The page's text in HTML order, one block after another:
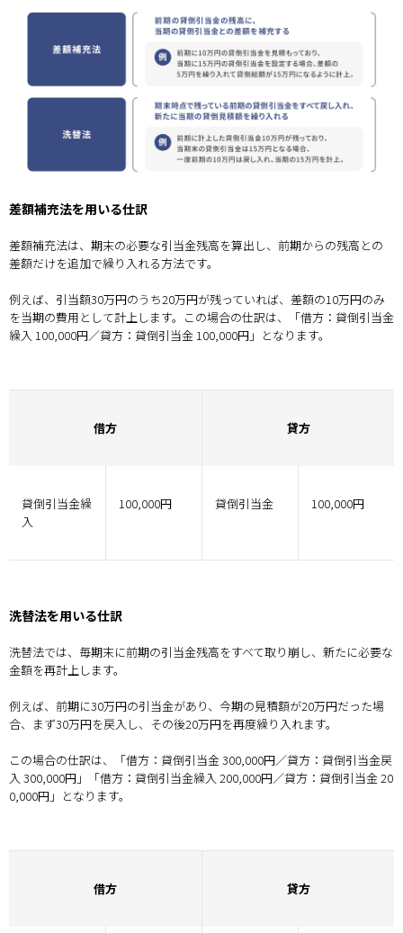
差額補充法を用いる仕訳
差額補充法は、期末の必要な引当金残高を算出し、前期からの残高との
差額だけを追加で繰り入れる方法です。
例えば、引当額30万円のうち20万円が残っていれば、差額の10万円のみ
を当期の費用として計上します。この場合の仕訳は、「借方：貸倒引当金
繰入 100,000円／貸方：貸倒引当金 100,000円」となります。
借方 貸方
貸倒引当金繰
入
100,000円 貸倒引当金 100,000円
洗替法を用いる仕訳
洗替法では、毎期末に前期の引当金残高をすべて取り崩し、新たに必要な
金額を再計上します。
例えば、前期に30万円の引当金があり、今期の見積額が20万円だった場
合、まず30万円を戻入し、その後20万円を再度繰り入れます。
この場合の仕訳は、「借方：貸倒引当金 300,000円／貸方：貸倒引当金戻
入 300,000円」「借方：貸倒引当金繰入 200,000円／貸方：貸倒引当金 20
0,000円」となります。
借方 貸方